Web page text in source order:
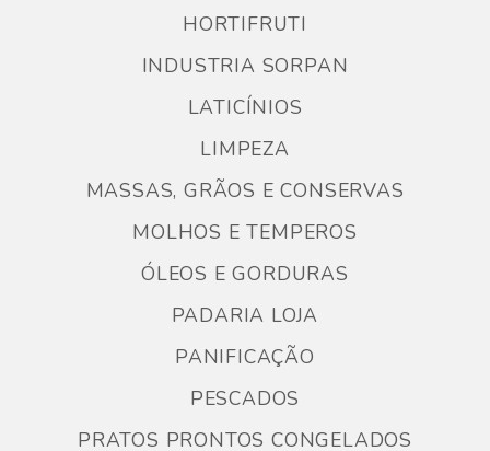
HORTIFRUTI
INDUSTRIA SORPAN
LATICÍNIOS
LIMPEZA
MASSAS, GRÃOS E CONSERVAS
MOLHOS E TEMPEROS
ÓLEOS E GORDURAS
PADARIA LOJA
PANIFICAÇÃO
PESCADOS
PRATOS PRONTOS CONGELADOS